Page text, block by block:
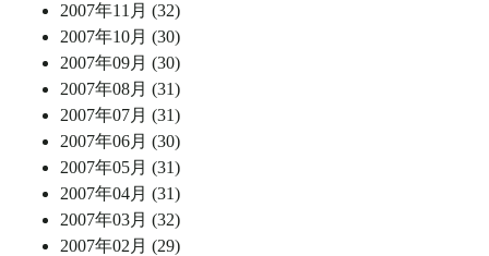
2007年11月 (32)
2007年10月 (30)
2007年09月 (30)
2007年08月 (31)
2007年07月 (31)
2007年06月 (30)
2007年05月 (31)
2007年04月 (31)
2007年03月 (32)
2007年02月 (29)